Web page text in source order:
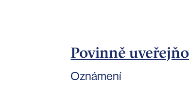
Povinně
Oznámení